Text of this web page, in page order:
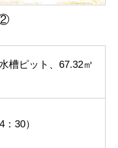
槽ピット、67.32㎥
30）